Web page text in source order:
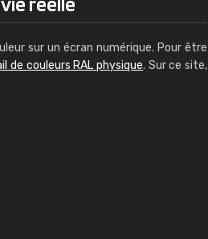
sur un écran numérique. Pour être
de couleurs RAL physique. Sur ce site,